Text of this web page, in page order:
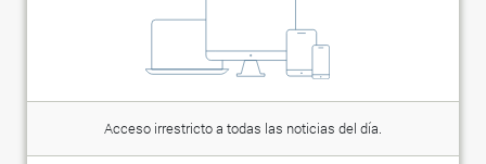
Acceso irrestricto a todas las noticias del día.